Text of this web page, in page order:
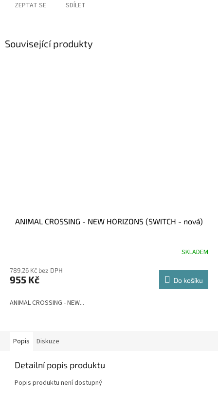
ZEPTAT SE SDÍLET
Související produkty
ANIMAL CROSSING - NEW HORIZONS (SWITCH - nová)
SKLADEM
789,26 Kč bez DPH
955 Kč Do košíku
ANIMAL CROSSING - NEW...
Popis Diskuze
Detailní popis produktu
Popis produktu není dostupný